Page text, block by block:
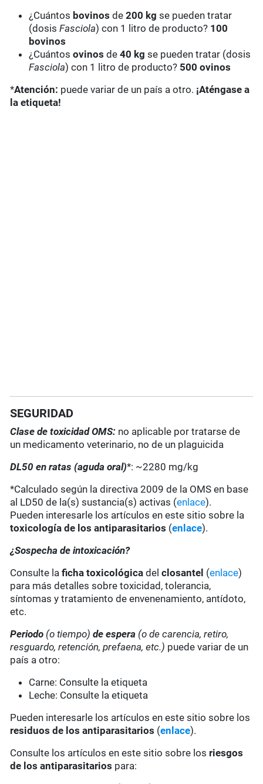
¿Cuántos bovinos de200 kgse pueden tratar
(dosis Fasciola) con 1 litro de producto? 100
bovinos
¿Cuántosovinosde40 kg se pueden tratar (dosis
Fasciola) con 1 litro de producto? 500 ovinos
*Atención: puede variar de un país a otro. ¡Aténgase a
la etiqueta!
SEGURIDAD
Clase de toxicidad OMS: no aplicable por tratarse de
un medicamento veterinario, no de un plaguicida
DL50 en ratas (aguda oral)*: ~2280 mg/kg
*Calculado según la directiva 2009 de la OMS en base
al LD50 de la(s) sustancia(s) activas (enlace).
Pueden interesarle los artículos en este sitio sobre la
toxicología de los antiparasitarios (enlace).
¿Sospecha de intoxicación?
Consulte laficha toxicológica delclosantel (enlace)
para más detalles sobre toxicidad, tolerancia,
síntomas y tratamiento de envenenamiento, antídoto,
etc.
Periodo (o tiempo) de espera (o de carencia, retiro,
resguardo, retención, prefaena, etc.) puede variar de un
país a otro:
Carne: Consulte la etiqueta
Leche: Consulte la etiqueta
Pueden interesarle los artículos en este sitio sobre los
residuos de los antiparasitarios (enlace).
Consulte los artículos en este sitio sobre los riesgos
de los antiparasitarios para: